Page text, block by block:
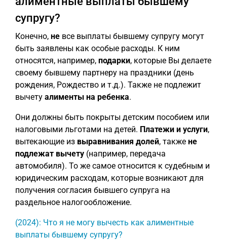
супругу?
Конечно, не все выплаты бывшему супругу могут
быть заявлены как особые расходы. К ним
относятся, например, подарки, которые Вы делаете
своему бывшему партнеру на праздники (день
рождения, Рождество и т.д.). Также не подлежит
вычету алименты на ребенка.
Они должны быть покрыты детским пособием или
налоговыми льготами на детей. Платежи и услуги,
вытекающие из выравнивания долей, также не
подлежат вычету (например, передача
автомобиля). То же самое относится к судебным и
юридическим расходам, которые возникают для
получения согласия бывшего супруга на
раздельное налогообложение.
(2024): Что я не могу вычесть как алиментные
выплаты бывшему супругу?